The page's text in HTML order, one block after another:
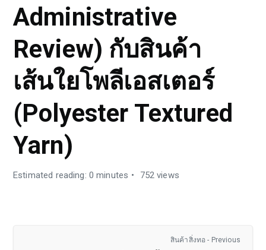
Administrative
Review) กับสินค้า
เส้นใยโพลีเอสเตอร์
(Polyester Textured
Yarn)
Estimated reading: 0 minutes 752 views
สินค้าสิ่งทอ - Previous